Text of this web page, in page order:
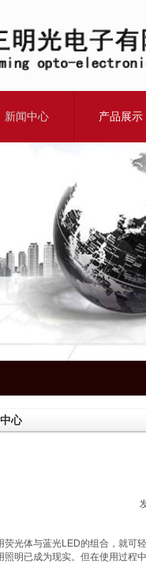
新闻中心 产品展示
心
荧光体与蓝光LED的组合，就可
照明已成为现实。但在使用过程